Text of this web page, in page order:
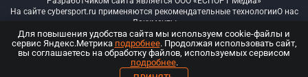
На сайте cybersport.ru применяются рекомендательные технологииО нас
Документы
© ООО «Киберспорт.ру» — Все права защищены
18+
Для повышения удобства сайта мы используем cookie-файлы и
сервис Яндекс.Метрика подробнее. Продолжая использовать сайт,
вы соглашаетесь на обработку файлов, используемых сервисом
подробнее.